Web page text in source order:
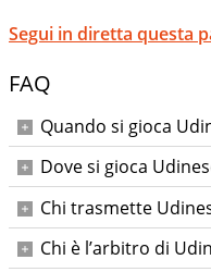
Segui in diretta questa
FAQ
Quando si gioca
Domenica 5 ottobre
Dove si gioca
Al Bluenergy Stadium
Chi trasmette
La partita è in diretta su
Chi è l’arbitro di